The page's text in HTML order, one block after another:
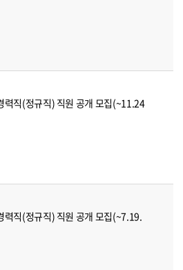
력직(정규직) 직원 공개 모집(~11.24
력직(정규직) 직원 공개 모집(~7.19.